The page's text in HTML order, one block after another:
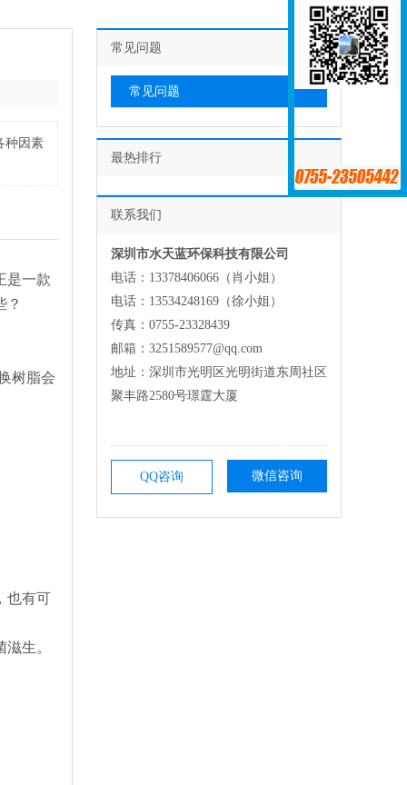
种因素
是一款
？
树脂会
也有可
生。
常见问题
常见问题
最热排行
联系我们
深圳市水天蓝环保科技有限公司
电话：13378406066（肖小姐）
电话：13534248169（徐小姐）
传真：0755-23328439
邮箱：3251589577@qq.com
地址：深圳市光明区光明街道东周社区
聚丰路2580号璟霆大厦
QQ咨询 微信咨询